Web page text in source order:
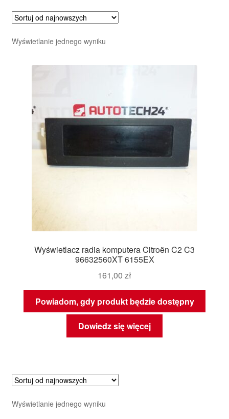
Wyświetlanie jednego wyniku
Wyświetlacz radia komputera Citroën C2 C3
96632560XT 6155EX
161,00 zł
Powiadom, gdy produkt będzie dostępny
Dowiedz się więcej
Wyświetlanie jednego wyniku